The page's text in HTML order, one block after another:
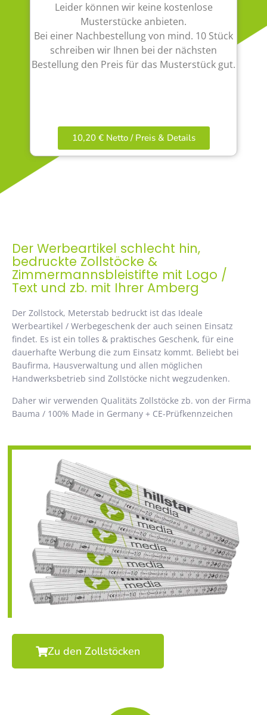
Leider können wir keine kostenlose
Musterstücke anbieten.
Bei einer Nachbestellung von mind. 10 Stück
schreiben wir Ihnen bei der nächsten
Bestellung den Preis für das Musterstück gut.
10,20 € Netto / Preis & Details
Der Werbeartikel schlecht hin,
bedruckte Zollstöcke &
Zimmermannsbleistifte mit Logo /
Text und zb. mit Ihrer Amberg
Der Zollstock, Meterstab bedruckt ist das Ideale
Werbeartikel / Werbegeschenk der auch seinen Einsatz
findet. Es ist ein tolles & praktisches Geschenk, für eine
dauerhafte Werbung die zum Einsatz kommt. Beliebt bei
Baufirma, Hausverwaltung und allen möglichen
Handwerksbetrieb sind Zollstöcke nicht wegzudenken.
Daher wir verwenden Qualitäts Zollstöcke zb. von der Firma
Bauma / 100% Made in Germany + CE-Prüfkennzeichen
Zu den Zollstöcken